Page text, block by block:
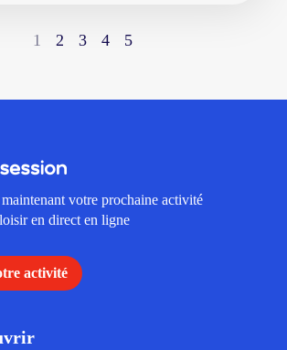
1 2 3 4 5
votre prochaine activité
en direct en ligne
activité